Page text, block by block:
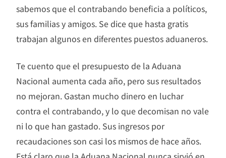
sabemos que el contrabando beneficia a políticos,
sus familias y amigos. Se dice que hasta gratis
trabajan algunos en diferentes puestos aduaneros.
Te cuento que el presupuesto de la Aduana
Nacional aumenta cada año, pero sus resultados
no mejoran. Gastan mucho dinero en luchar
contra el contrabando, y lo que decomisan no vale
ni lo que han gastado. Sus ingresos por
recaudaciones son casi los mismos de hace años.